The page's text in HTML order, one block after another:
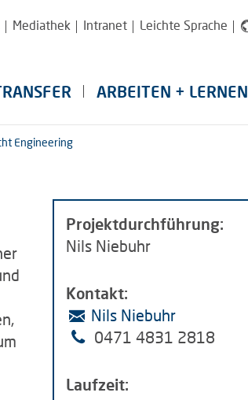
Mediathek Intranet Leichte Sprache
ARBEITEN + LERNEN
Engineering
Projektdurchführung:
Nils Niebuhr
Kontakt:
Nils Niebuhr
0471 4831 2818
Laufzeit: